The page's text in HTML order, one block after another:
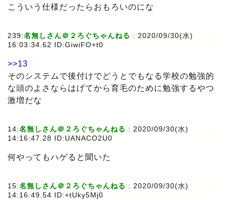
こういう仕様だったらおもろいのにな
239:名無しさん＠２ろぐちゃんねる : 2020/09/30(水)
16:03:34.62 ID:GiwiFO+t0
>>13
そのシステムで後付けでどうとでもなる学校の勉強的
な頭のよさならはげてから育毛のために勉強するやつ
激増だな
14:名無しさん＠２ろぐちゃんねる : 2020/09/30(水)
14:16:47.28 ID:UANACO2U0
何やってもハゲると聞いた
15:名無しさん＠２ろぐちゃんねる : 2020/09/30(水)
14:16:49.54 ID:+tUky5Mj0